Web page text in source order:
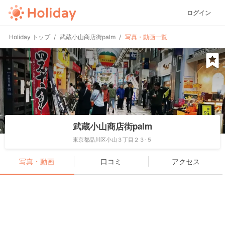
ログイン
Holiday トップ 武蔵小山商店街palm 写真・動画一覧
武蔵小山商店街palm
東京都品川区小山３丁目２３-５
写真・動画 口コミ アクセス